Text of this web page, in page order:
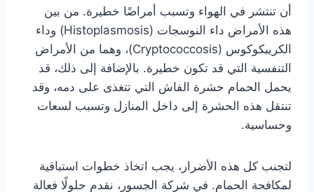
أن تنتشر في الهواء وتسبب أمراضًا خطيرة. من بين
هذه الأمراض داء النوسجات (Histoplasmosis) وداء
الكريبكوكوس (Cryptococcosis)، وهما من الأمراض
التنفسية التي قد تكون خطيرة. بالإضافة إلى ذلك، قد
يحمل الحمام حشرة الفاش التي تتغذى على دمه، وقد
تنتقل هذه الحشرة إلى داخل المنازل وتسبب لسعات
وحساسية.
لتجنب كل هذه الأضرار، يجب اتخاذ خطوات استباقية
لمكافحة الحمام. في شركة الجسور، نقدم حلولًا فعالة